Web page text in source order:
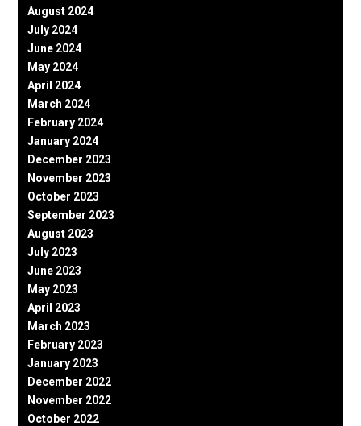
August 2024
July 2024
June 2024
May 2024
April 2024
March 2024
February 2024
January 2024
December 2023
November 2023
October 2023
September 2023
August 2023
July 2023
June 2023
May 2023
April 2023
March 2023
February 2023
January 2023
December 2022
November 2022
October 2022